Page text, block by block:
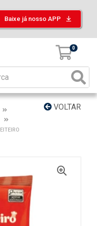
Baixe já nosso APP
0
VOLTAR